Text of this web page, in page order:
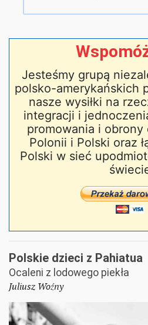
Jesteśmy grupą
polsko-amerykańskich
nasze wysiłki na
integracji i
promowania i obrony
Polonii i Polski oraz
Polski w sieć
Polskie dzieci z Pahiatua
Ocaleni z lodowego piekła
Juliusz Woźny